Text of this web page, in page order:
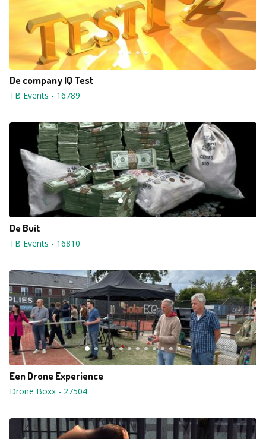
De company IQ Test
TB Events - 16789
De Buit
TB Events - 16810
Een Drone Experience
Drone Boxx - 27504